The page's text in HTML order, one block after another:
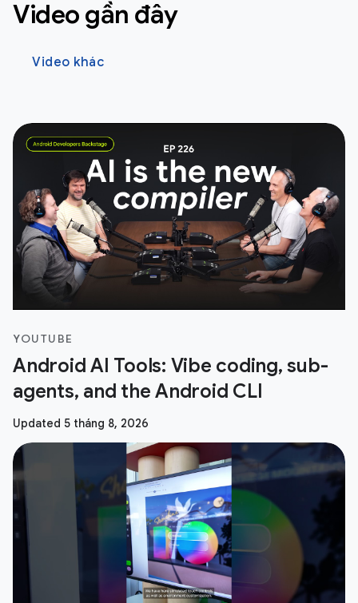
Video gần đây
Video khác
YOUTUBE
Android AI Tools: Vibe coding, sub-
agents, and the Android CLI
Updated 5 tháng 8, 2026